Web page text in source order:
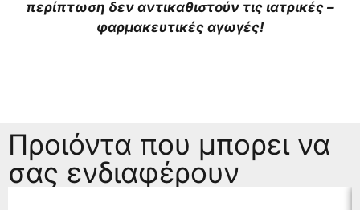
περίπτωση δεν αντικαθιστούν τις ιατρικές –
φαρμακευτικές αγωγές!
Προιόντα που μπορει να
σας ενδιαφέρουν